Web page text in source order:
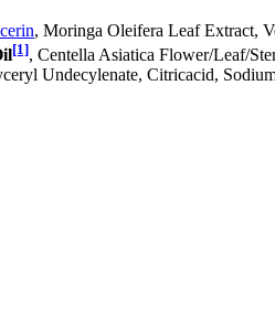
, Moringa Oleifera Leaf Extract,
[1], Centella Asiatica Flower/Leaf/
Undecylenate, Citricacid,